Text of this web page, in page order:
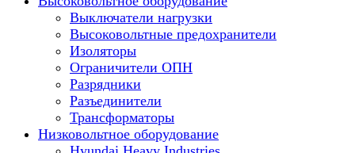
Выключатели нагрузки
Высоковольтные предохранители
Изоляторы
Ограничители ОПН
Разрядники
Разъединители
Трансформаторы
Низковольтное оборудование